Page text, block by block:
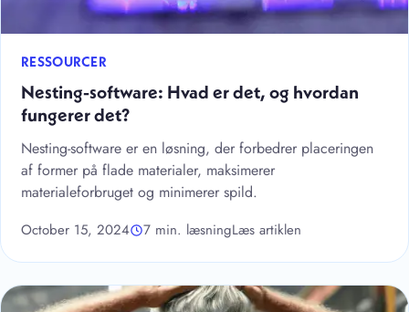
RESSOURCER
Nesting-software: Hvad er det, og hvordan
fungerer det?
Nesting-software er en løsning, der forbedrer placeringen
af former på flade materialer, maksimerer
materialeforbruget og minimerer spild.
October 15, 2024 7 min. læsningLæs artiklen